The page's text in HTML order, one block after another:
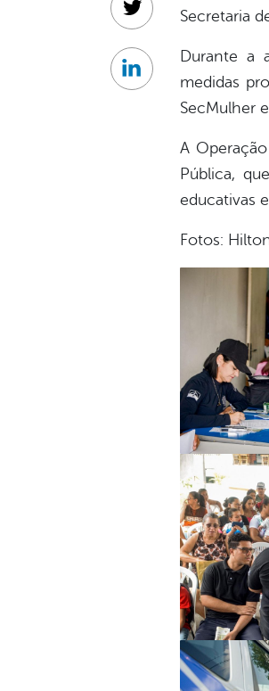
Secretaria
Durante a
medidas
SecMulher
A
Pública,
educativas
Fotos:
Twitter
Linkedin